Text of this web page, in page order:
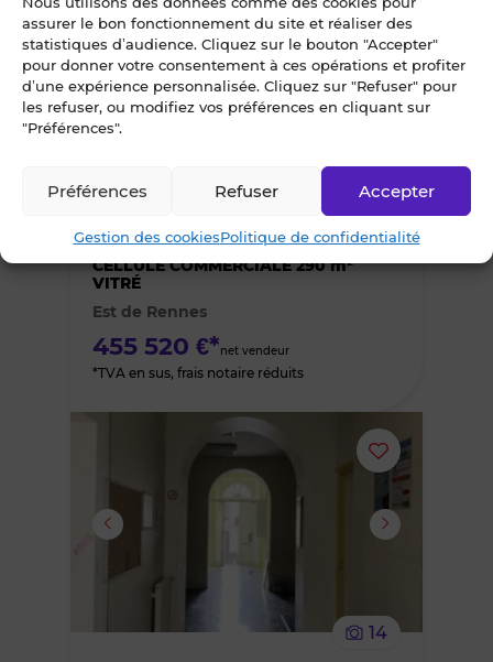
assurer le bon fonctionnement du site et réaliser des
statistiques d’audience. Cliquez sur le bouton "Accepter"
pour donner votre consentement à ces opérations et profiter
d’une expérience personnalisée. Cliquez sur "Refuser" pour
les refuser, ou modifiez vos préférences en cliquant sur
"Préférences".
Accepter
Refuser
Préférences
Gestion des cookiesPolitique de confidentialité
Ajouter
ou
supprimer
le
bien
des
selon vos besoins !
3
À VENDRE
CELLULE COMMERCIALE 290 m²
VITRÉ
Est de Rennes
455 520 €*net vendeur
*TVA en sus, frais notaire réduits
Ajouter
ou
14